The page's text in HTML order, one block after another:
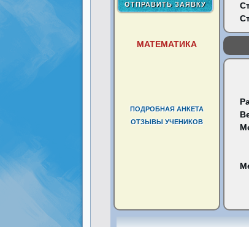
МАТЕМАТИКА
ПОДРОБНАЯ АНКЕТА
ОТЗЫВЫ УЧЕНИКОВ